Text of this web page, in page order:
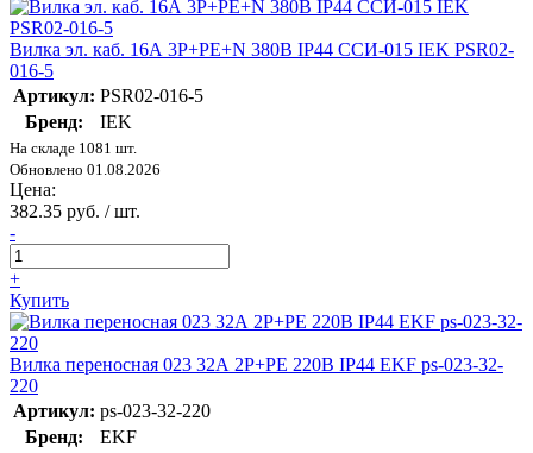
Вилка эл. каб. 16А 3P+PE+N 380В IP44 ССИ-015 IEK PSR02-
016-5
Артикул: PSR02-016-5
Бренд:
IEK
На складе 1081 шт.
Обновлено 01.08.2026
Цена:
382.35 руб. / шт.
-
+
Купить
Вилка переносная 023 32А 2P+PE 220В IP44 EKF ps-023-32-
220
Артикул: ps-023-32-220
Бренд:
EKF